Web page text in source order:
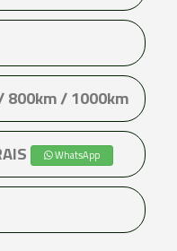
/ 1000km
WhatsApp